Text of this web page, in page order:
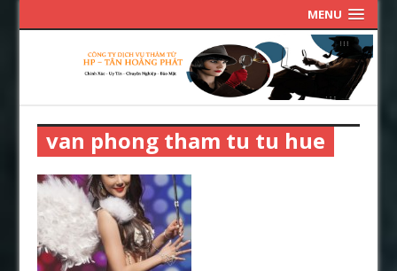
MENU
van phong tham tu tu hue